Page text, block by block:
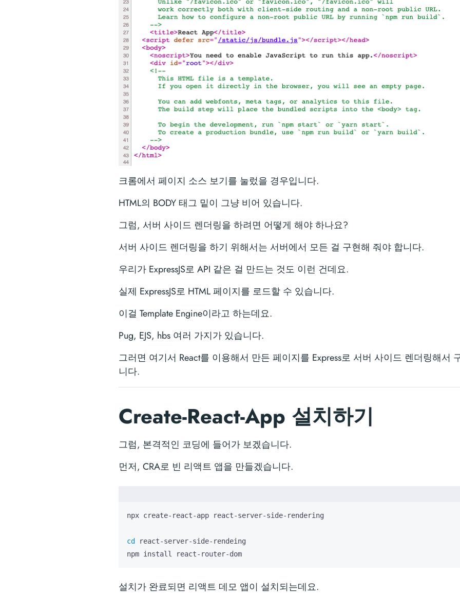
크롬에서 페이지 소스 보기를 눌렀을 경우입니다.
HTML의 BODY 태그 밑이 그냥 비어 있습니다.
그럼, 서버 사이드 렌더링을 하려면 어떻게 해야 하나요?
서버 사이드 렌더링을 하기 위해서는 서버에서 모든 걸 구현해 줘야 합니다.
우리가 ExpressJS로 API 같은 걸 만드는 것도 이런 건데요.
실제 ExpressJS로 HTML 페이지를 로드할 수 있습니다.
이걸 Template Engine이라고 하는데요.
Pug, EJS, hbs 여러 가지가 있습니다.
그러면 여기서 React를 이용해서 만든 페이지를 Express로 서버 사이드 렌더링해서
니다.
Create-React-App 설치하기
그럼, 본격적인 코딩에 들어가 보겠습니다.
먼저, CRA로 빈 리액트 앱을 만들겠습니다.
cd
npm install react-router-dom
설치가 완료되면 리액트 데모 앱이 설치되는데요.